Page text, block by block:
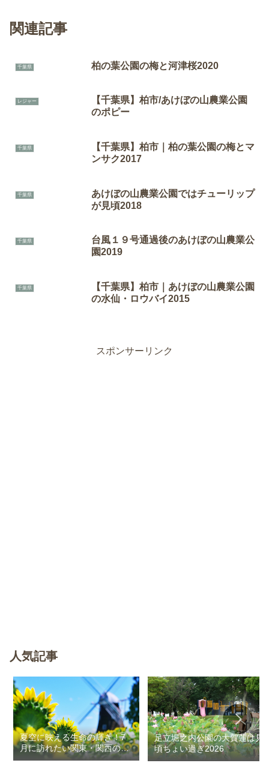
関連記事
千葉県 柏の葉公園の梅と河津桜2020
レジャー
【千葉県】柏市/あけぼの山農業公園
のポピー
千葉県
【千葉県】柏市｜柏の葉公園の梅とマ
ンサク2017
千葉県
あけぼの山農業公園ではチューリップ
が見頃2018
千葉県
台風１９号通過後のあけぼの山農業公
園2019
千葉県
【千葉県】柏市｜あけぼの山農業公園
の水仙・ロウバイ2015
スポンサーリンク
人気記事
夏空に映える生命の輝き！7
月に訪れたい関東・関西のお
花畑
足立堀之内公園の大賀蓮は見
頃ちょい過ぎ2026